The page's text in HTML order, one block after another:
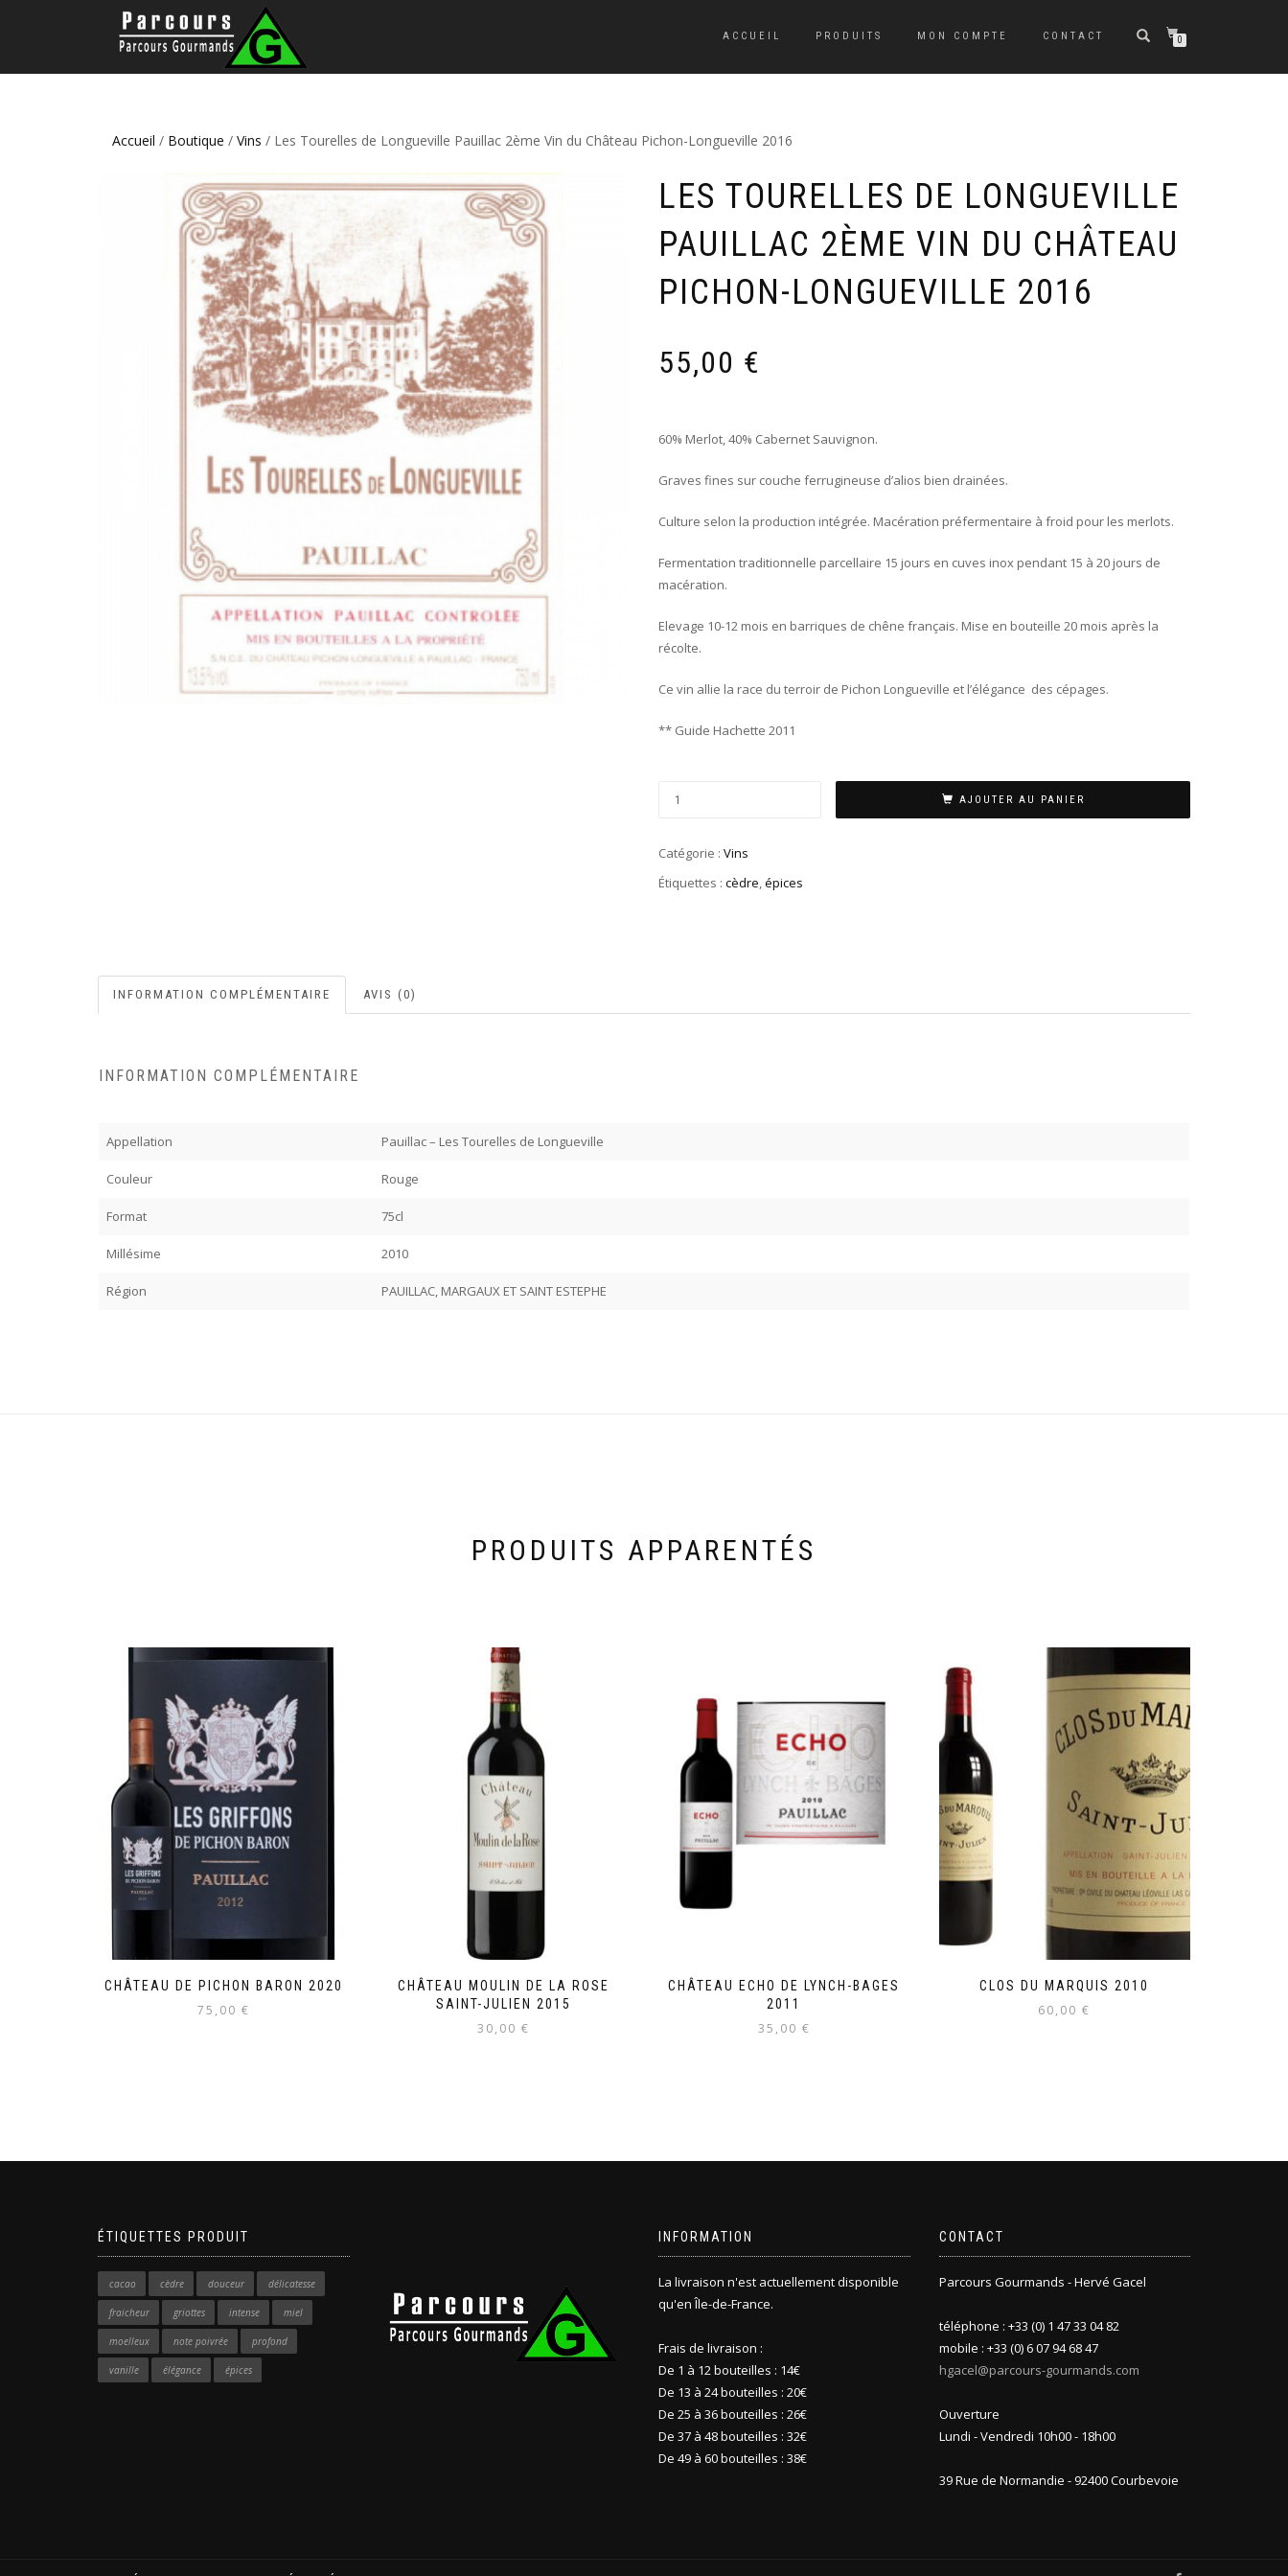
ACCUEIL PRODUITS MON COMPTE CONTACT 0
Accueil / Boutique / Vins / Les Tourelles de Longueville Pauillac 2ème Vin du Château Pichon-Longueville 2016
LES TOURELLES DE LONGUEVILLE
PAUILLAC 2ÈME VIN DU CHÂTEAU
PICHON-LONGUEVILLE 2016
55,00 €
60% Merlot, 40% Cabernet Sauvignon.
Graves fines sur couche ferrugineuse d’alios bien drainées.
Culture selon la production intégrée. Macération préfermentaire à froid pour les merlots.
Fermentation traditionnelle parcellaire 15 jours en cuves inox pendant 15 à 20 jours de
macération.
Elevage 10-12 mois en barriques de chêne français. Mise en bouteille 20 mois après la
récolte.
Ce vin allie la race du terroir de Pichon Longueville et l’élégance des cépages.
** Guide Hachette 2011
AJOUTER AU PANIER
Catégorie : Vins
Étiquettes : cèdre,épices
INFORMATION COMPLÉMENTAIRE AVIS (0)
INFORMATION COMPLÉMENTAIRE
Appellation Pauillac – Les Tourelles de Longueville
Couleur Rouge
Format 75cl
Millésime 2010
Région PAUILLAC, MARGAUX ET SAINT ESTEPHE
PRODUITS APPARENTÉS
CHÂTEAU DE PICHON BARON 2020
75,00 €
CHÂTEAU MOULIN DE LA ROSE
SAINT-JULIEN 2015
30,00€
CHÂTEAU ECHO DE LYNCH-BAGES
2011
35,00 €
CLOS DU MARQUIS 2010
60,00€
ÉTIQUETTES PRODUIT
cacao cèdre douceur délicatesse
fraicheur griottes intense miel
moelleux note poivrée profond
vanille élégance épices
INFORMATION
La livraison n'est actuellement disponible
qu'en Île-de-France.
Frais de livraison :
De 1 à 12 bouteilles : 14€
De 13 à 24 bouteilles : 20€
De 25 à 36 bouteilles : 26€
De 37 à 48 bouteilles : 32€
De 49 à 60 bouteilles : 38€
CONTACT
Parcours Gourmands - Hervé Gacel
téléphone : +33 (0) 1 47 33 04 82
mobile : +33 (0) 6 07 94 68 47
hgacel@parcours-gourmands.com
Ouverture
Lundi - Vendredi 10h00 - 18h00
39 Rue de Normandie - 92400 Courbevoie